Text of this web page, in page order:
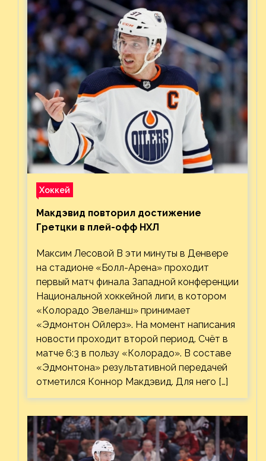
Хоккей
Макдэвид повторил достижение
Гретцки в плей-офф НХЛ
Максим Лесовой В эти минуты в Денвере
на стадионе «Болл-Арена» проходит
первый матч финала Западной конференции
Национальной хоккейной лиги, в котором
«Колорадо Эвеланш» принимает
«Эдмонтон Ойлерз». На момент написания
новости проходит второй период. Счёт в
матче 6:3 в пользу «Колорадо». В составе
«Эдмонтона» результативной передачей
отметился Коннор Макдэвид. Для него […]